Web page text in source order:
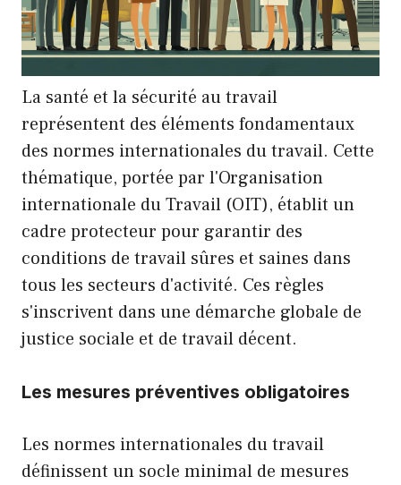
La santé et la sécurité au travail
représentent des éléments fondamentaux
des normes internationales du travail. Cette
thématique, portée par l'Organisation
internationale du Travail (OIT), établit un
cadre protecteur pour garantir des
conditions de travail sûres et saines dans
tous les secteurs d'activité. Ces règles
s'inscrivent dans une démarche globale de
justice sociale et de travail décent.
Les mesures préventives obligatoires
Les normes internationales du travail
définissent un socle minimal de mesures